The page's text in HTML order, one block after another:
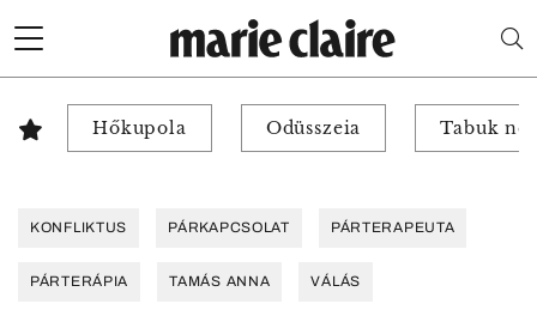
Hőkupola Odüsszeia Tabuk
KONFLIKTUS PÁRKAPCSOLAT PÁRTERAPEUTA
PÁRTERÁPIA TAMÁS ANNA VÁLÁS